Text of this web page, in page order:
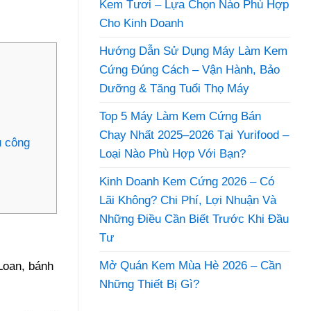
công
bánh
Kem Tươi – Lựa Chọn Nào Phù Hợp
Cho Kinh Doanh
Hướng Dẫn Sử Dụng Máy Làm Kem
Cứng Đúng Cách – Vận Hành, Bảo
Dưỡng & Tăng Tuổi Thọ Máy
Top 5 Máy Làm Kem Cứng Bán
Chạy Nhất 2025–2026 Tại Yurifood –
Loại Nào Phù Hợp Với Bạn?
Kinh Doanh Kem Cứng 2026 – Có
Lãi Không? Chi Phí, Lợi Nhuận Và
Những Điều Cần Biết Trước Khi Đầu
Tư
Mở Quán Kem Mùa Hè 2026 – Cần
Những Thiết Bị Gì?